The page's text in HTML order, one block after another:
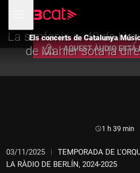
navegació
principal
menú
de
Els concerts de Catalunya
AQUEST ÀUDIO ESTÀ
Els concerts de
La simfonia n. 49 de
de Mahler sota la
Durada:
1 h 39 min
03/11/2025
TEMPORADA DE
LA RÀDIO DE BERLÍN, 2024-2025